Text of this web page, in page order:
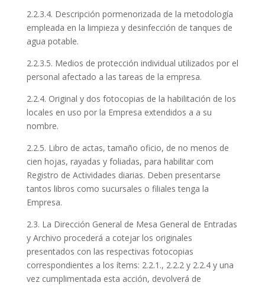
2.2.3.4. Descripción pormenorizada de la metodología
empleada en la limpieza y desinfección de tanques de
agua potable.
2.2.3.5. Medios de protección individual utilizados por el
personal afectado a las tareas de la empresa.
2.2.4. Original y dos fotocopias de la habilitación de los
locales en uso por la Empresa extendidos a a su
nombre.
2.2.5. Libro de actas, tamaño oficio, de no menos de
cien hojas, rayadas y foliadas, para habilitar com
Registro de Actividades diarias. Deben presentarse
tantos libros como sucursales o filiales tenga la
Empresa.
2.3. La Dirección General de Mesa General de Entradas
y Archivo procederá a cotejar los originales
presentados con las respectivas fotocopias
correspondientes a los ítems: 2.2.1., 2.2.2 y 2.2.4 y una
vez cumplimentada esta acción, devolverá de